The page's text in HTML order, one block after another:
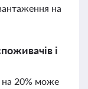
на
і
на 20% може